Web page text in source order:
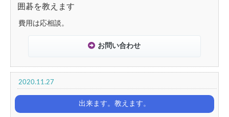
囲碁を教えます
費用は応相談。
お問い合わせ
2020.11.27
出来ます。教えます。